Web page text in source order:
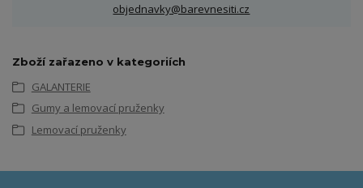
objednavky@barevnesiti.cz
Zboží zařazeno v kategoriích
GALANTERIE
Gumy a lemovací pruženky
Lemovací pruženky